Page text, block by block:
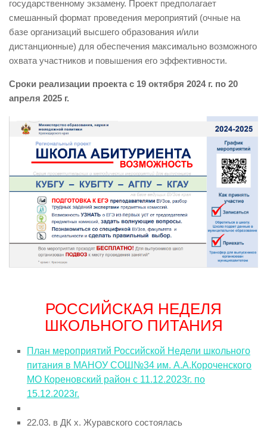
государственному экзамену. Проект предполагает
смешанный формат проведения мероприятий (очные на
базе организаций высшего образования и/или
дистанционные) для обеспечения максимально возможного
охвата участников и повышения его эффективности.
Сроки реализации проекта с 19 октября 2024 г. по 20
апреля 2025 г.
РОССИЙСКАЯ НЕДЕЛЯ
ШКОЛЬНОГО ПИТАНИЯ
План мероприятий Российской Недели школьного
питания в МАНОУ СОШ№34 им. А.А.Короченского
МО Кореновский район с 11.12.2023г. по
15.12.2023г.
22.03. в ДК х. Журавского состоялась